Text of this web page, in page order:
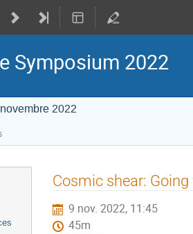
Symposium 2022
2022
Cosmic shear:
9 nov. 2022, 11:45
45m